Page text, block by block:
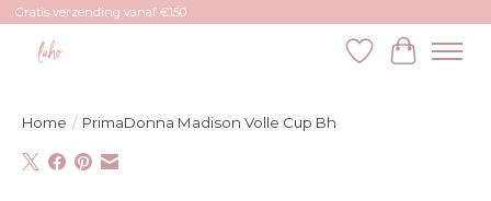
Gratis verzending vanaf €150
Verlanglijst
Home / PrimaDonna Madison Volle Cup Bh